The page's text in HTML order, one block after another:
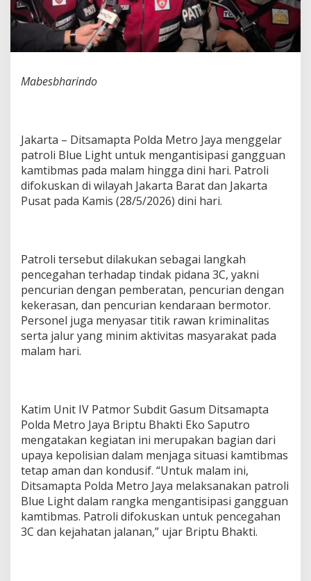
e
a
m
a
a
m
,
S
i
s
i
l
u
S
e
p
i
b
a
-
J
a
k
p
u
s
Mabesbharindo
Jakarta – Ditsamapta Polda Metro Jaya menggelar
patroli Blue Light untuk mengantisipasi gangguan
kamtibmas pada malam hingga dini hari. Patroli
difokuskan di wilayah Jakarta Barat dan Jakarta
Pusat pada Kamis (28/5/2026) dini hari.
Patroli tersebut dilakukan sebagai langkah
pencegahan terhadap tindak pidana 3C, yakni
pencurian dengan pemberatan, pencurian dengan
kekerasan, dan pencurian kendaraan bermotor.
Personel juga menyasar titik rawan kriminalitas
serta jalur yang minim aktivitas masyarakat pada
malam hari.
Katim Unit IV Patmor Subdit Gasum Ditsamapta
Polda Metro Jaya Briptu Bhakti Eko Saputro
mengatakan kegiatan ini merupakan bagian dari
upaya kepolisian dalam menjaga situasi kamtibmas
tetap aman dan kondusif. “Untuk malam ini,
Ditsamapta Polda Metro Jaya melaksanakan patroli
Blue Light dalam rangka mengantisipasi gangguan
kamtibmas. Patroli difokuskan untuk pencegahan
3C dan kejahatan jalanan,” ujar Briptu Bhakti.